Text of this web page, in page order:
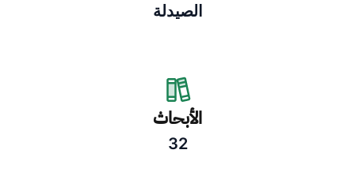
الصيدلة
الأبحاث
32